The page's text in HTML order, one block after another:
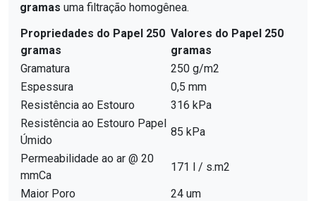
gramas uma filtração homogênea.
Propriedades do Papel 250
gramas
Valores do Papel 250
gramas
Gramatura
250 g/m2
Espessura
0,5 mm
Resistência ao Estouro
316 kPa
Resistência ao Estouro Papel
Úmido
85 kPa
Permeabilidade ao ar @ 20
mmCa
171 l / s.m2
Maior Poro
24 um